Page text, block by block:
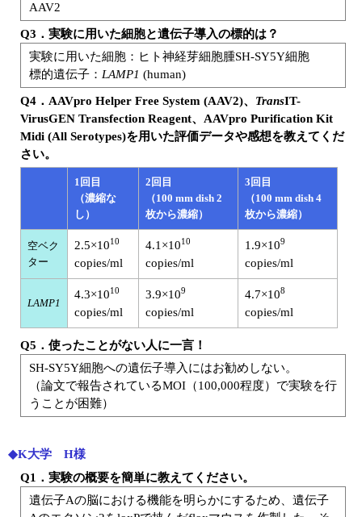
AAV2
Q3．実験に用いた細胞と遺伝子導入の標的は？
実験に用いた細胞：ヒト神経芽細胞腫SH-SY5Y細胞
標的遺伝子： LAMP1 (human)
Q4．AAVpro Helper Free System (AAV2)、 TransIT-
VirusGEN Transfection Reagent、AAVpro Purification Kit
Midi (All Serotypes)を用いた評価データや感想を教えてくだ
さい。
1回目
（濃縮な
し）
2回目
（100 mm dish 2
枚から濃縮）
3回目
（100 mm dish 4
枚から濃縮）
空ベク
ター
2.5×1010
copies/ml
4.1×1010
copies/ml
1.9×109
copies/ml
LAMP1
4.3×1010
copies/ml
3.9×109
copies/ml
4.7×108
copies/ml
Q5．使ったことがない人に一言！
SH-SY5Y細胞への遺伝子導入にはお勧めしない。
（論文で報告されているMOI（100,000程度）で実験を行
うことが困難）
◆K大学 H様
Q1．実験の概要を簡単に教えてください。
遺伝子Aの脳における機能を明らかにするため、遺伝子